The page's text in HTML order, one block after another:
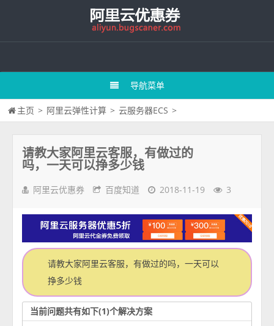
导航菜单
主页 > 阿里云弹性计算 > 云服务器ECS >
请教大家阿里云客服，有做过的
吗，一天可以挣多少钱
阿里云优惠券 百度知道 2018-11-19 3
请教大家阿里云客服，有做过的吗，一天可以
挣多少钱
当前问题共有如下(1)个解决方案